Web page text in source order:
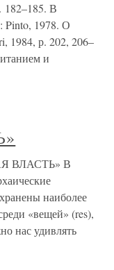
182–185. В
Pinto, 1978. О
1984, р. 202, 206–
и
ВЛАСТЬ» В
наиболее
«вещей» (res),
нас удивлять